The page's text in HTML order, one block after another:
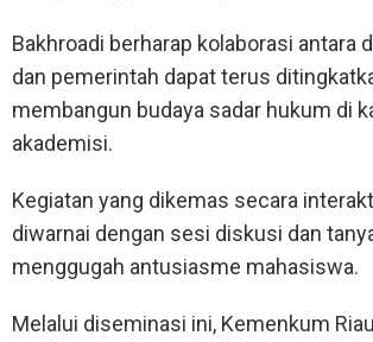
Bakhroadi berharap kolaborasi antara
dan pemerintah dapat terus
membangun budaya sadar hukum di
akademisi.
Kegiatan yang dikemas secara
diwarnai dengan sesi diskusi dan
menggugah antusiasme mahasiswa.
Melalui diseminasi ini, Kemenkum